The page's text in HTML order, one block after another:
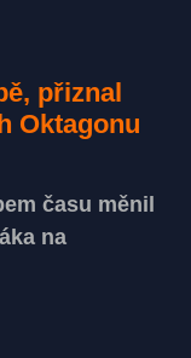
přiznal
Oktagonu
času měnil
na